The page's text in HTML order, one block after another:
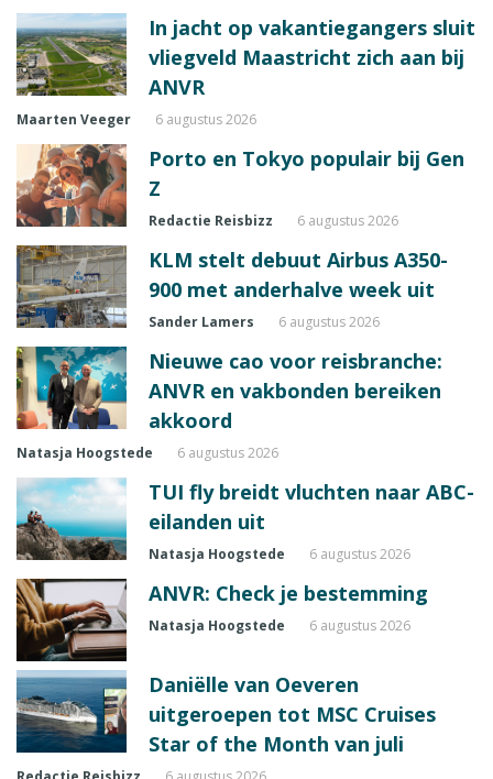
In jacht op vakantiegangers sluit
vliegveld Maastricht zich aan bij
ANVR
Maarten Veeger 6 augustus 2026
Porto en Tokyo populair bij Gen
Z
Redactie Reisbizz 6 augustus 2026
KLM stelt debuut Airbus A350-
900 met anderhalve week uit
Sander Lamers 6 augustus 2026
Nieuwe cao voor reisbranche:
ANVR en vakbonden bereiken
akkoord
Natasja Hoogstede 6 augustus 2026
TUI fly breidt vluchten naar ABC-
eilanden uit
Natasja Hoogstede 6 augustus 2026
ANVR: Check je bestemming
Natasja Hoogstede 6 augustus 2026
Daniëlle van Oeveren
uitgeroepen tot MSC Cruises
Star of the Month van juli